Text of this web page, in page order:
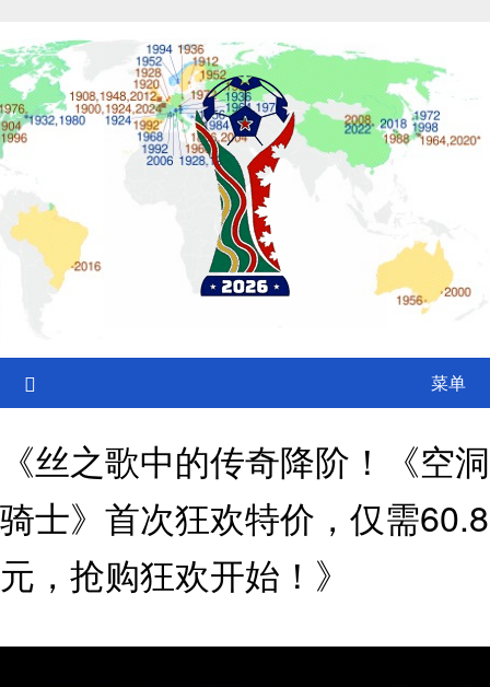
content
菜单
《丝之歌中的传奇降阶！《空洞
骑士》首次狂欢特价，仅需60.8
元，抢购狂欢开始！》